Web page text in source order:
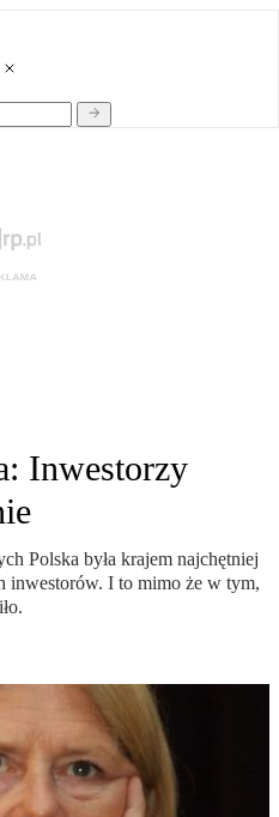
Inwestorzy
Polska była krajem najchętniej
inwestorów. I to mimo że w tym,